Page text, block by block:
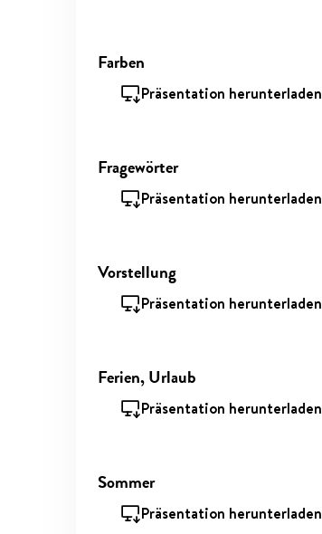
Farben
Präsentation herunterladen
Fragewörter
Präsentation herunterladen
Vorstellung
Präsentation herunterladen
Ferien, Urlaub
Präsentation herunterladen
Sommer
Präsentation herunterladen